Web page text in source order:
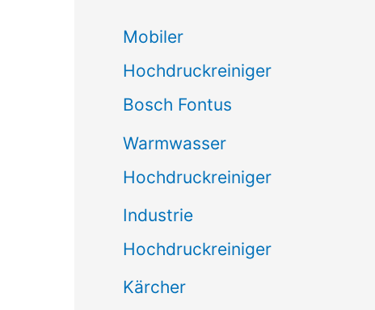
Mobiler
Hochdruckreiniger
Bosch Fontus
Warmwasser
Hochdruckreiniger
Industrie
Hochdruckreiniger
Kärcher